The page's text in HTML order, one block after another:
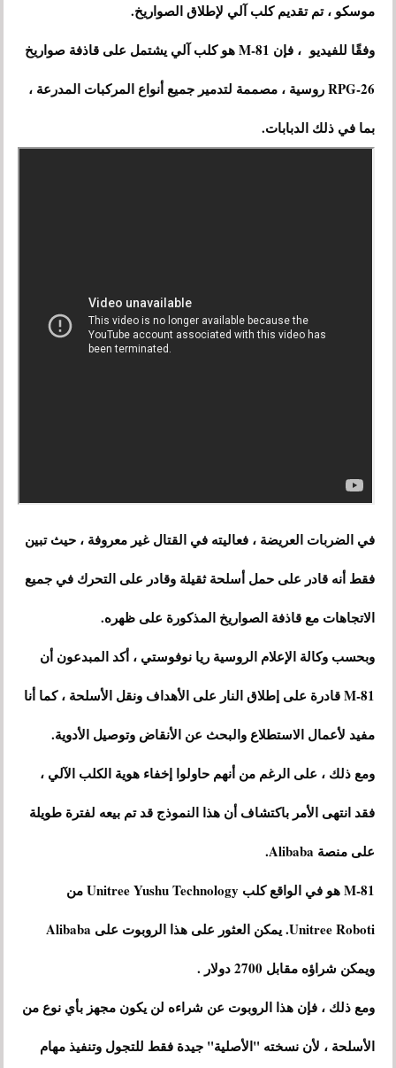
موسكو ، تم تقديم كلب آلي لإطلاق الصواريخ.
وفقًا للفيديو ، فإن M-81 هو كلب آلي يشتمل على قاذفة صواريخ
RPG-26 روسية ، مصممة لتدمير جميع أنواع المركبات المدرعة ،
بما في ذلك الدبابات.
في الضربات العريضة ، فعاليته في القتال غير معروفة ، حيث تبين
فقط أنه قادر على حمل أسلحة ثقيلة وقادر على التحرك في جميع
الاتجاهات مع قاذفة الصواريخ المذكورة على ظهره.
وبحسب وكالة الإعلام الروسية ريا نوفوستي ، أكد المبدعون أن
M-81 قادرة على إطلاق النار على الأهداف ونقل الأسلحة ، كما أنا
مفيد لأعمال الاستطلاع والبحث عن الأنقاض وتوصيل الأدوية.
ومع ذلك ، على الرغم من أنهم حاولوا إخفاء هوية الكلب الآلي ،
فقد انتهى الأمر باكتشاف أن هذا النموذج قد تم بيعه لفترة طويلة
على منصة Alibaba.
M-81 هو في الواقع كلب Unitree Yushu Technology من
Unitree Roboti. يمكن العثور على هذا الروبوت على Alibaba
ويمكن شراؤه مقابل 2700 دولار .
ومع ذلك ، فإن هذا الروبوت عن شراءه لن يكون مجهز بأي نوع من
الأسلحة ، لأن نسخته "الأصلية" جيدة فقط للتجول وتنفيذ مهام